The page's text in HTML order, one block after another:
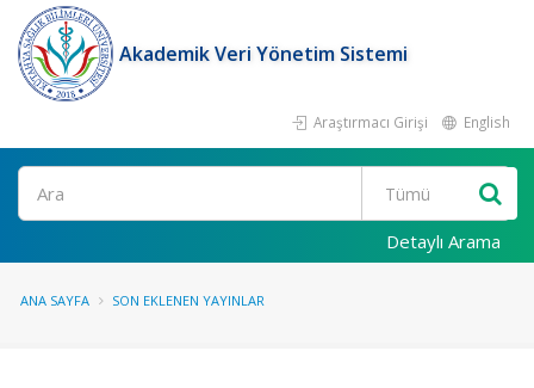
Akademik Veri Yönetim Sistemi
Araştırmacı Girişi English
Ara
Detaylı Arama
ANA SAYFA SON EKLENEN YAYINLAR